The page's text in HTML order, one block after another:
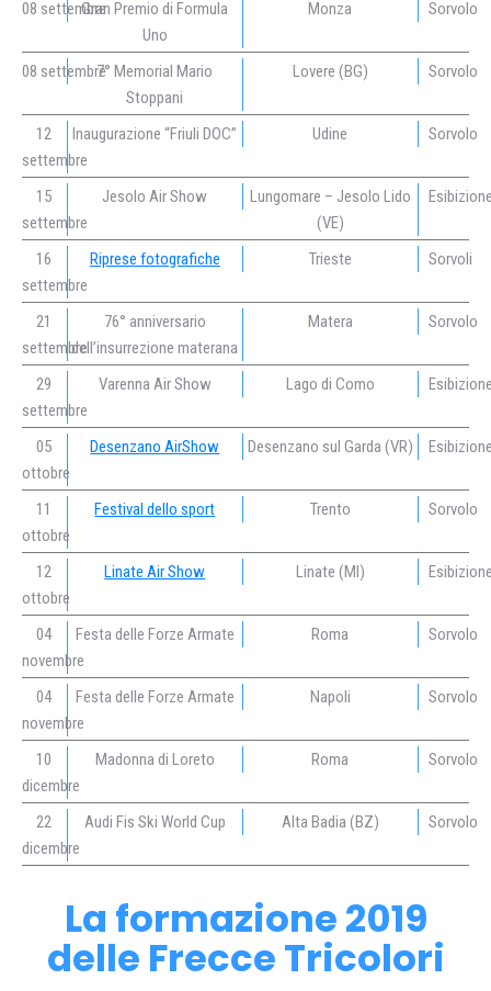
08 settembreGran Premio di Formula
Uno
Monza Sorvolo
08 settembre7° Memorial Mario
Stoppani
Lovere (BG) Sorvolo
12
settembre
Inaugurazione “Friuli DOC” Udine Sorvolo
15
settembre
Jesolo Air Show
Lungomare – Jesolo Lido
(VE)
16
settembre
Riprese fotografiche Trieste Sorvoli
21
settembre
76° anniversario
dell’insurrezione materana
Matera Sorvolo
29
settembre
Varenna Air Show Lago di Como
05
ottobre
Desenzano AirShow Desenzano sul Garda (VR)
11
ottobre
Festival dello sport Trento Sorvolo
12
ottobre
Linate Air Show Linate (MI)
04
novembre
Festa delle Forze Armate Roma Sorvolo
04
novembre
Festa delle Forze Armate Napoli Sorvolo
10
dicembre
Madonna di Loreto Roma Sorvolo
22
dicembre
Audi Fis Ski World Cup Alta Badia (BZ) Sorvolo
La formazione 2019
delle Frecce Tricolori